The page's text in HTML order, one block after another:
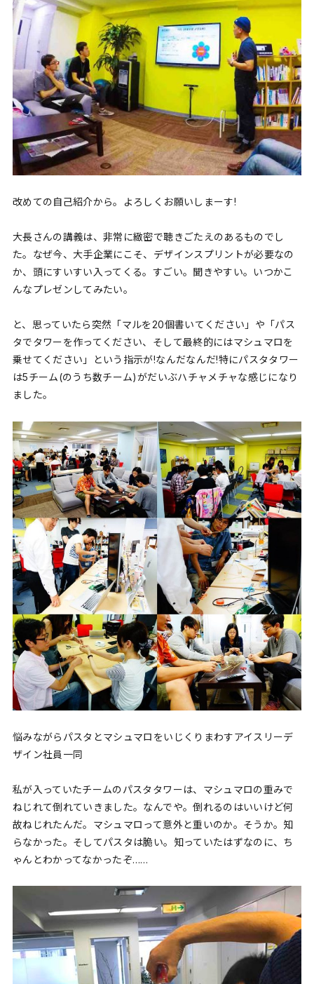
改めての自己紹介から。よろしくお願いしまーす!
大長さんの講義は、非常に緻密で聴きごたえのあるものでし
た。なぜ今、大手企業にこそ、デザインスプリントが必要なの
か、頭にすいすい入ってくる。すごい。聞きやすい。いつかこ
んなプレゼンしてみたい。
と、思っていたら突然「マルを20個書いてください」や「パス
タでタワーを作ってください、そして最終的にはマシュマロを
乗せてください」という指示が!なんだなんだ!特にパスタタワー
は5チーム(のうち数チーム)がだいぶハチャメチャな感じになり
ました。
悩みながらパスタとマシュマロをいじくりまわすアイスリーデ
ザイン社員一同
私が入っていたチームのパスタタワーは、マシュマロの重みで
ねじれて倒れていきました。なんでや。倒れるのはいいけど何
故ねじれたんだ。マシュマロって意外と重いのか。そうか。知
らなかった。そしてパスタは脆い。知っていたはずなのに、ち
ゃんとわかってなかったぞ……